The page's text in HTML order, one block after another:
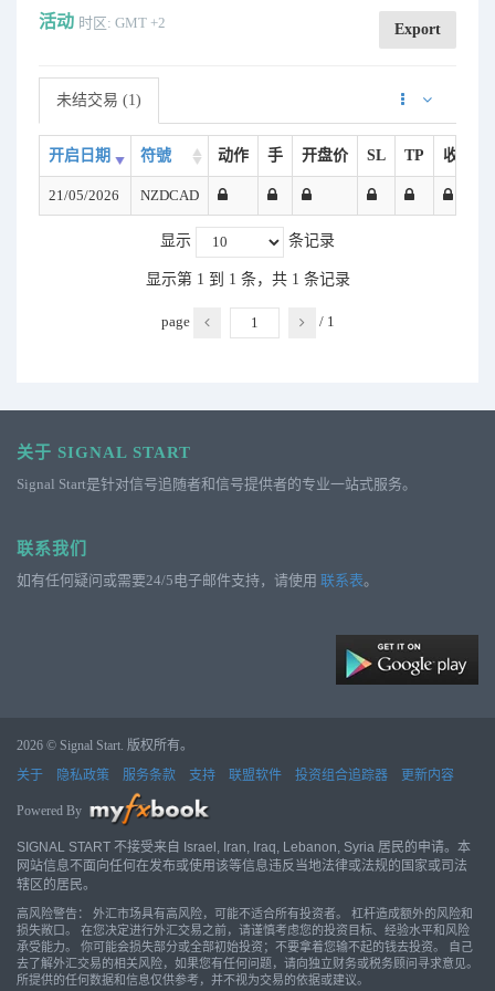
活动 时区: GMT +2 Export
未结交易 (1)
开启日期 符號 动作 手 开盘价 SL TP 收益
21/05/2026 NZDCAD
显示 条记录
显示第 1 到 1 条，共 1 条记录
page / 1
关于 SIGNAL START
Signal Start是针对信号追随者和信号提供者的专业一站式服务。
联系我们
如有任何疑问或需要24/5电子邮件支持，请使用 联系表。
2026 © Signal Start. 版权所有。
关于
隐私政策 服务条款 支持 联盟软件 投资组合追踪器 更新内容
Powered By
SIGNAL START 不接受来自 Israel, Iran, Iraq, Lebanon, Syria 居民的申请。本
网站信息不面向任何在发布或使用该等信息违反当地法律或法规的国家或司法
辖区的居民。
高风险警告： 外汇市场具有高风险，可能不适合所有投资者。 杠杆造成额外的风险和
损失敞口。 在您决定进行外汇交易之前，请谨慎考虑您的投资目标、经验水平和风险
承受能力。 你可能会损失部分或全部初始投资；不要拿着您输不起的钱去投资。 自己
去了解外汇交易的相关风险，如果您有任何问题，请向独立财务或税务顾问寻求意见。
所提供的任何数据和信息仅供参考，并不视为交易的依据或建议。